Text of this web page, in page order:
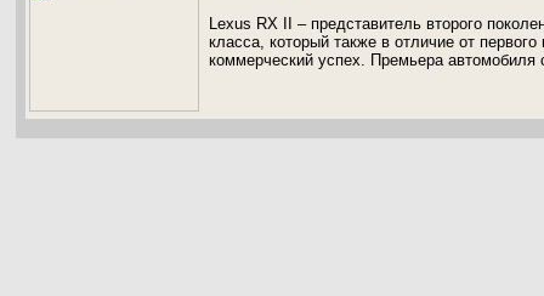
Lexus RX II – представитель второго
класса, который также в отличие от
коммерческий успех. Премьера автомобиля